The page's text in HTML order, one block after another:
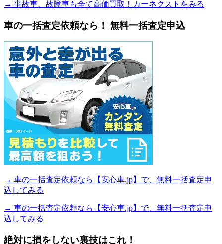
→ 事故車、故障車も全て高価買取！カーネクストをみる
車の一括査定依頼なら！ 無料一括査定申込
→ 車の一括査定依頼なら【安心車.jp】で、無料一括査定申
込してみる
→ 車の一括査定依頼なら【安心車.jp】で、無料一括査定申
込してみる
絶対に損をしない裏技はこれ！